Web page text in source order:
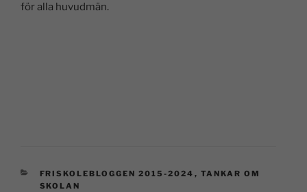
för alla huvudmän.
FRISKOLEBLOGGEN 2015-2024 , TANKAR OM
SKOLAN